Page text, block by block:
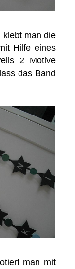
klebt man die
Hilfe eines
2 Motive
das Band
man mit